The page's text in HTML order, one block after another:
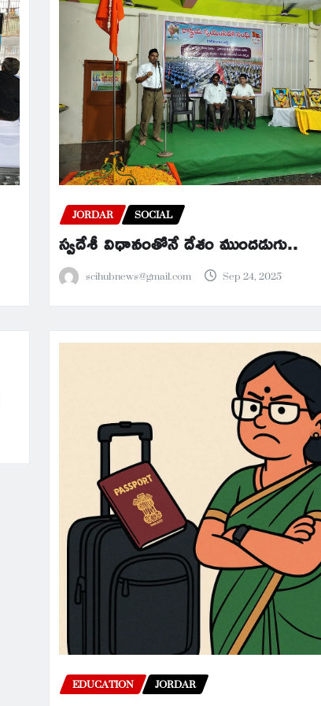
JORDAR SOCIAL
స్వదేశీ విధానంతోనే దేశం ముందడుగు..
scihubnews@gmail.com Sep 24, 2025
EDUCATION JORDAR